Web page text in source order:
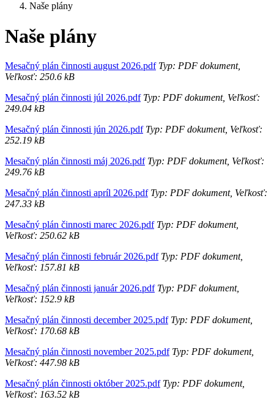
Naše plány
Naše plány
Mesačný plán činnosti august 2026.pdfTyp: PDF dokument,
Veľkosť: 250.6 kB
Mesačný plán činnosti júl 2026.pdfTyp: PDF dokument, Veľkosť:
249.04 kB
Mesačný plán činnosti jún 2026.pdfTyp: PDF dokument, Veľkosť:
252.19 kB
Mesačný plán činnosti máj 2026.pdfTyp: PDF dokument, Veľkosť:
249.76 kB
Mesačný plán činnosti apríl 2026.pdfTyp: PDF dokument, Veľkosť:
247.33 kB
Mesačný plán činnosti marec 2026.pdfTyp: PDF dokument,
Veľkosť: 250.62 kB
Mesačný plán činnosti február 2026.pdfTyp: PDF dokument,
Veľkosť: 157.81 kB
Mesačný plán činnosti január 2026.pdfTyp: PDF dokument,
Veľkosť: 152.9 kB
Mesačný plán činnosti december 2025.pdfTyp: PDF dokument,
Veľkosť: 170.68 kB
Mesačný plán činnosti november 2025.pdfTyp: PDF dokument,
Veľkosť: 447.98 kB
Mesačný plán činnosti október 2025.pdfTyp: PDF dokument,
Veľkosť: 163.52 kB